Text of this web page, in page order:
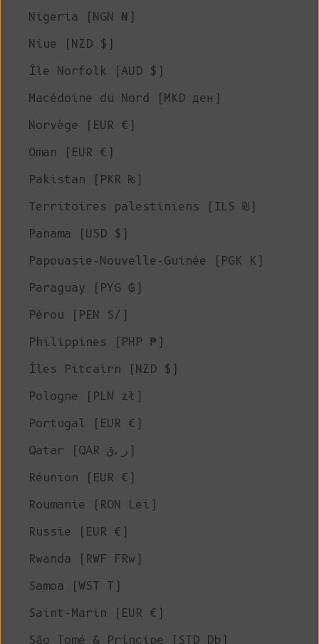
Nigeria (NGN ₦)
Niue (NZD $)
Île Norfolk (AUD $)
Macédoine du Nord (MKD ден)
Norvège (EUR €)
Oman (EUR €)
Pakistan (PKR ₨)
Territoires palestiniens (ILS ₪)
Panama (USD $)
Papouasie-Nouvelle-Guinée (PGK K)
Paraguay (PYG ₲)
Pérou (PEN S/)
Philippines (PHP ₱)
Îles Pitcairn (NZD $)
Pologne (PLN zł)
Portugal (EUR €)
Qatar (QAR ر.ق)
Réunion (EUR €)
Roumanie (RON Lei)
Russie (EUR €)
Rwanda (RWF FRw)
Samoa (WST T)
Saint-Marin (EUR €)
São Tomé & Príncipe (STD Db)